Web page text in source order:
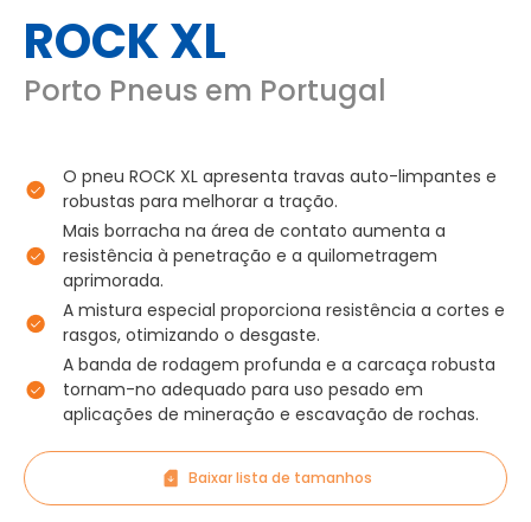
ROCK XL
Porto Pneus em Portugal
O pneu ROCK XL apresenta travas auto-limpantes e
robustas para melhorar a tração.
Mais borracha na área de contato aumenta a
resistência à penetração e a quilometragem
aprimorada.
A mistura especial proporciona resistência a cortes e
rasgos, otimizando o desgaste.
A banda de rodagem profunda e a carcaça robusta
tornam-no adequado para uso pesado em
aplicações de mineração e escavação de rochas.
Baixar lista de tamanhos